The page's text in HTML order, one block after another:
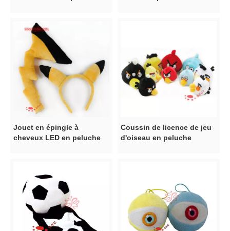
Jouet en épingle à
cheveux LED en peluche
Coussin de licence de jeu
d'oiseau en peluche